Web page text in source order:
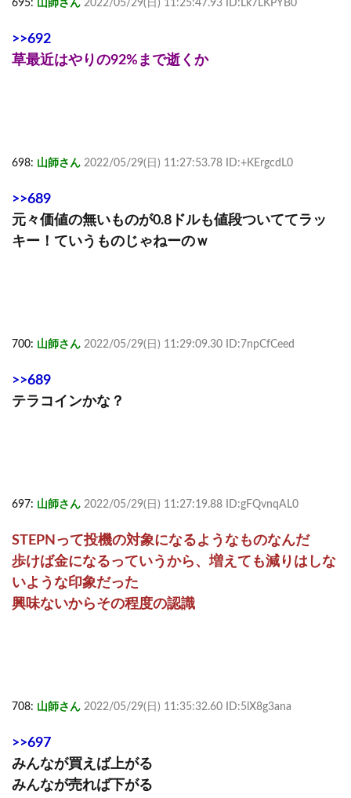
695: 山師さん 2022/05/29(日) 11:25:47.93 ID:Lk7LKPYB0
>>692
草最近はやりの92%まで逝くか
698: 山師さん 2022/05/29(日) 11:27:53.78 ID:+KErgcdL0
>>689
元々価値の無いものが0.8ドルも値段ついててラッ
キー！ていうものじゃねーのｗ
700: 山師さん 2022/05/29(日) 11:29:09.30 ID:7npCfCeed
>>689
テラコインかな？
697: 山師さん 2022/05/29(日) 11:27:19.88 ID:gFQvnqAL0
STEPNって投機の対象になるようなものなんだ
歩けば金になるっていうから、増えても減りはしな
いような印象だった
興味ないからその程度の認識
708: 山師さん 2022/05/29(日) 11:35:32.60 ID:5lX8g3ana
>>697
みんなが買えば上がる
みんなが売れば下がる